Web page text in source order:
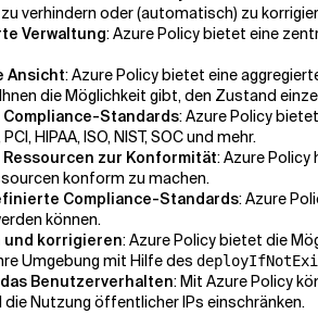
verhindern oder (automatisch) zu
Verwaltung: Azure Policy bietet eine
Ansicht: Azure Policy bietet eine
die Möglichkeit gibt, den Zustand
Compliance-Standards: Azure Policy
HIPAA, ISO, NIST, SOC und mehr.
Ressourcen zur Konformität: Azure
konform zu machen.
Compliance-Standards: Azure
können.
und korrigieren: Azure Policy bietet die
Umgebung mit Hilfe des
Benutzerverhalten: Mit Azure Policy
die Nutzung öffentlicher IPs einschränken.